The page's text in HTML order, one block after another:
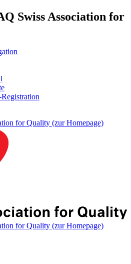
Swiss Association for
for Quality (zur Homepage)
for Quality (zur Homepage)